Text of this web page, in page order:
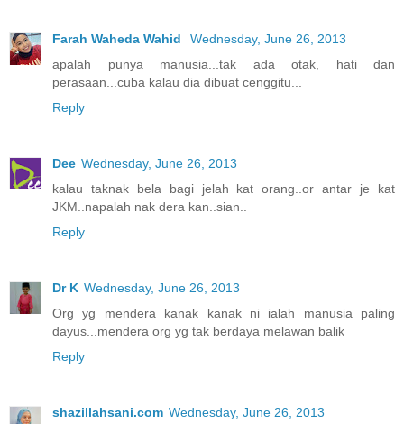
Farah Waheda Wahid
Wednesday, June 26, 2013
apalah punya manusia...tak ada otak, hati dan
perasaan...cuba kalau dia dibuat cenggitu...
Reply
Dee Wednesday, June 26, 2013
kalau taknak bela bagi jelah kat orang..or antar je kat
JKM..napalah nak dera kan..sian..
Reply
Dr K Wednesday, June 26, 2013
Org yg mendera kanak kanak ni ialah manusia paling
dayus...mendera org yg tak berdaya melawan balik
Reply
shazillahsani.com Wednesday, June 26, 2013